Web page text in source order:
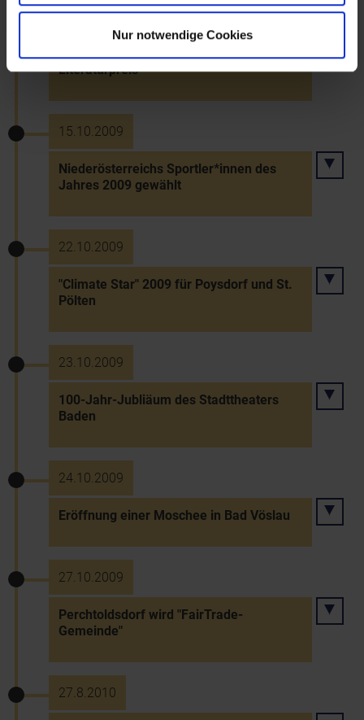
Nur notwendige Cookies
28.9.2009
Paulus Hochgatterer erhält in Brüssel EU-
Literaturpreis
15.10.2009
Niederösterreichs Sportler*innen des
Jahres 2009 gewählt
22.10.2009
"Climate Star" 2009 für Poysdorf und St.
Pölten
23.10.2009
100-Jahr-Jubliäum des Stadttheaters
Baden
24.10.2009
Eröffnung einer Moschee in Bad Vöslau
27.10.2009
Perchtoldsdorf wird "FairTrade-
Gemeinde"
27.8.2010